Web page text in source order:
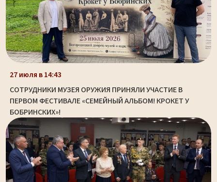
27 июля в 14:43
СОТРУДНИКИ МУЗЕЯ ОРУЖИЯ ПРИНЯЛИ УЧАСТИЕ В
ПЕРВОМ ФЕСТИВАЛЕ «СЕМЕЙНЫЙ АЛЬБОМ! КРОКЕТ У
БОБРИНСКИХ»!